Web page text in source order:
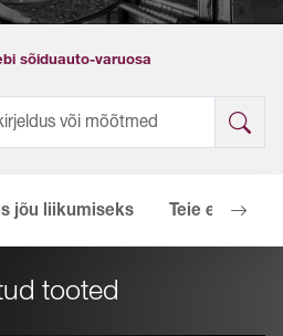
sõiduauto-varuosa
jõu liikumiseks Teie eelised
tooted